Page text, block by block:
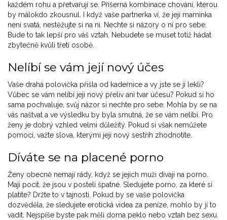
každém rohu a přetvařují se. Příšerná kombinace chování, kterou
by málokdo zkousnul. I když vaše partnerka ví, že její maminka
není svatá, nestěžujte si na ni. Nechte si názory o ní pro sebe.
Bude to tak lepší pro váš vztah. Nebudete se muset totiž hádat
zbytečně kvůli třetí osobě.
Nelíbí se vám její nový účes
Vaše drahá polovička přišla od kadeřnice a vy jste se jí lekli?
Vůbec se vám nelíbí její nový přeliv ani tvar účesu? Pokud si ho
sama pochvaluje, svůj názor si nechte pro sebe. Mohla by se na
vás naštvat a ve výsledku by byla smutná, že se vám nelíbí. Pro
ženy je dobrý vzhled velmi důležitý. Pokud si však nemůžete
pomoci, važte slova, kterými její nový sestřih zhodnotíte.
Díváte se na placené porno
Ženy obecně nemají rády, když se jejich muži dívají na porno.
Mají pocit, že jsou v posteli špatné. Sledujete porno, za které si
platíte? Držte to v tajnosti. Pokud by se vaše polovička
dozvěděla, že sledujete erotická videa za peníze, mohlo by jí to
vadit. Nejspíše byste pak měli doma peklo nebo vztah bez sexu.